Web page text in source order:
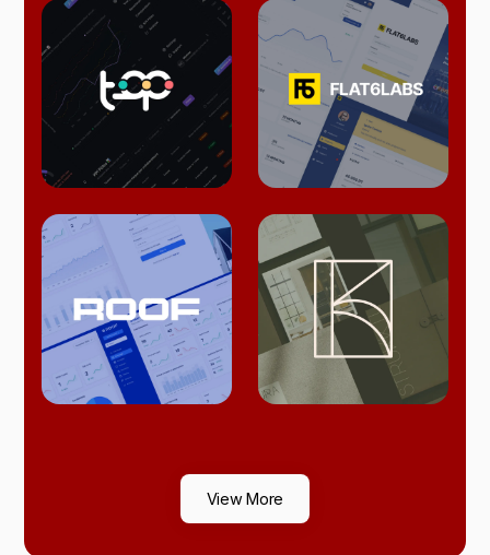
View More